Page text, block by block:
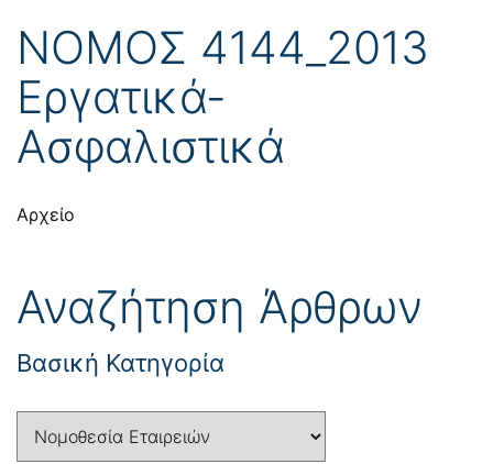
ΝΟΜΟΣ 4144_2013
Εργατικά-
Ασφαλιστικά
Αρχείο
Αναζήτηση Άρθρων
Βασική Κατηγορία